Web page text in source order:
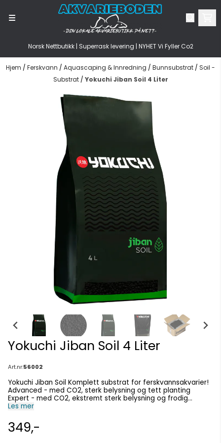
Hopp til innhold
Norsk Nettbutikk | Superrask levering | NYHET Vi Fyller Co2
Hjem / Ferskvann / Aquascaping & Innredning / Bunnsubstrat / Soil -
Substrat / Yokuchi Jiban Soil 4 Liter
Yokuchi Jiban Soil 4 Liter
Art.nr:56002
Yokuchi Jiban Soil Komplett substrat for ferskvannsakvarier!
Advanced - med CO2, sterk belysning og tett planting
Expert - med CO2, ekstremt sterk belysning og frodig
vegetasjon Toppklasseeksperter innen kjemi, biologi og
brukt høykvalitets naturlige råmaterialer i
produksjonsprosessen. Vårt substrat er spesielt utviklet for
Les mer
349,-